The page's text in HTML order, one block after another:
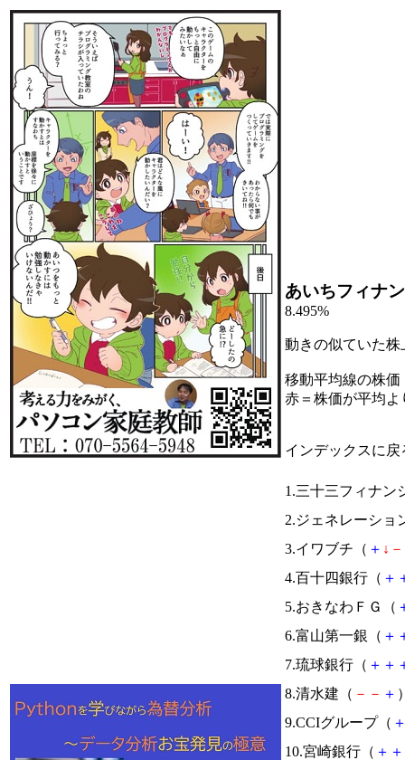
あいちフィナ
8.495%
動きの似ていた
移動平均線の株価
赤＝株価が平均
インデックスに戻
1.三十三フィナン
2.ジェネレーショ
3.イワブチ（ ＋ ↓ －
4.百十四銀行（ ＋
5.おきなわＦＧ（
6.富山第一銀（ ＋
7.琉球銀行（ ＋ ＋
8.清水建（ － － ＋
9.CCIグループ（
10.宮崎銀行（ ＋ ＋